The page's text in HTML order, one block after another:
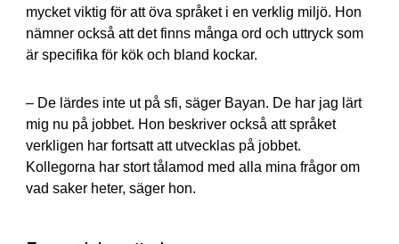
mycket viktig för att öva språket i en verklig miljö. Hon
nämner också att det finns många ord och uttryck som
är specifika för kök och bland kockar.
– De lärdes inte ut på sfi, säger Bayan. De har jag lärt
mig nu på jobbet. Hon beskriver också att språket
verkligen har fortsatt att utvecklas på jobbet.
Kollegorna har stort tålamod med alla mina frågor om
vad saker heter, säger hon.